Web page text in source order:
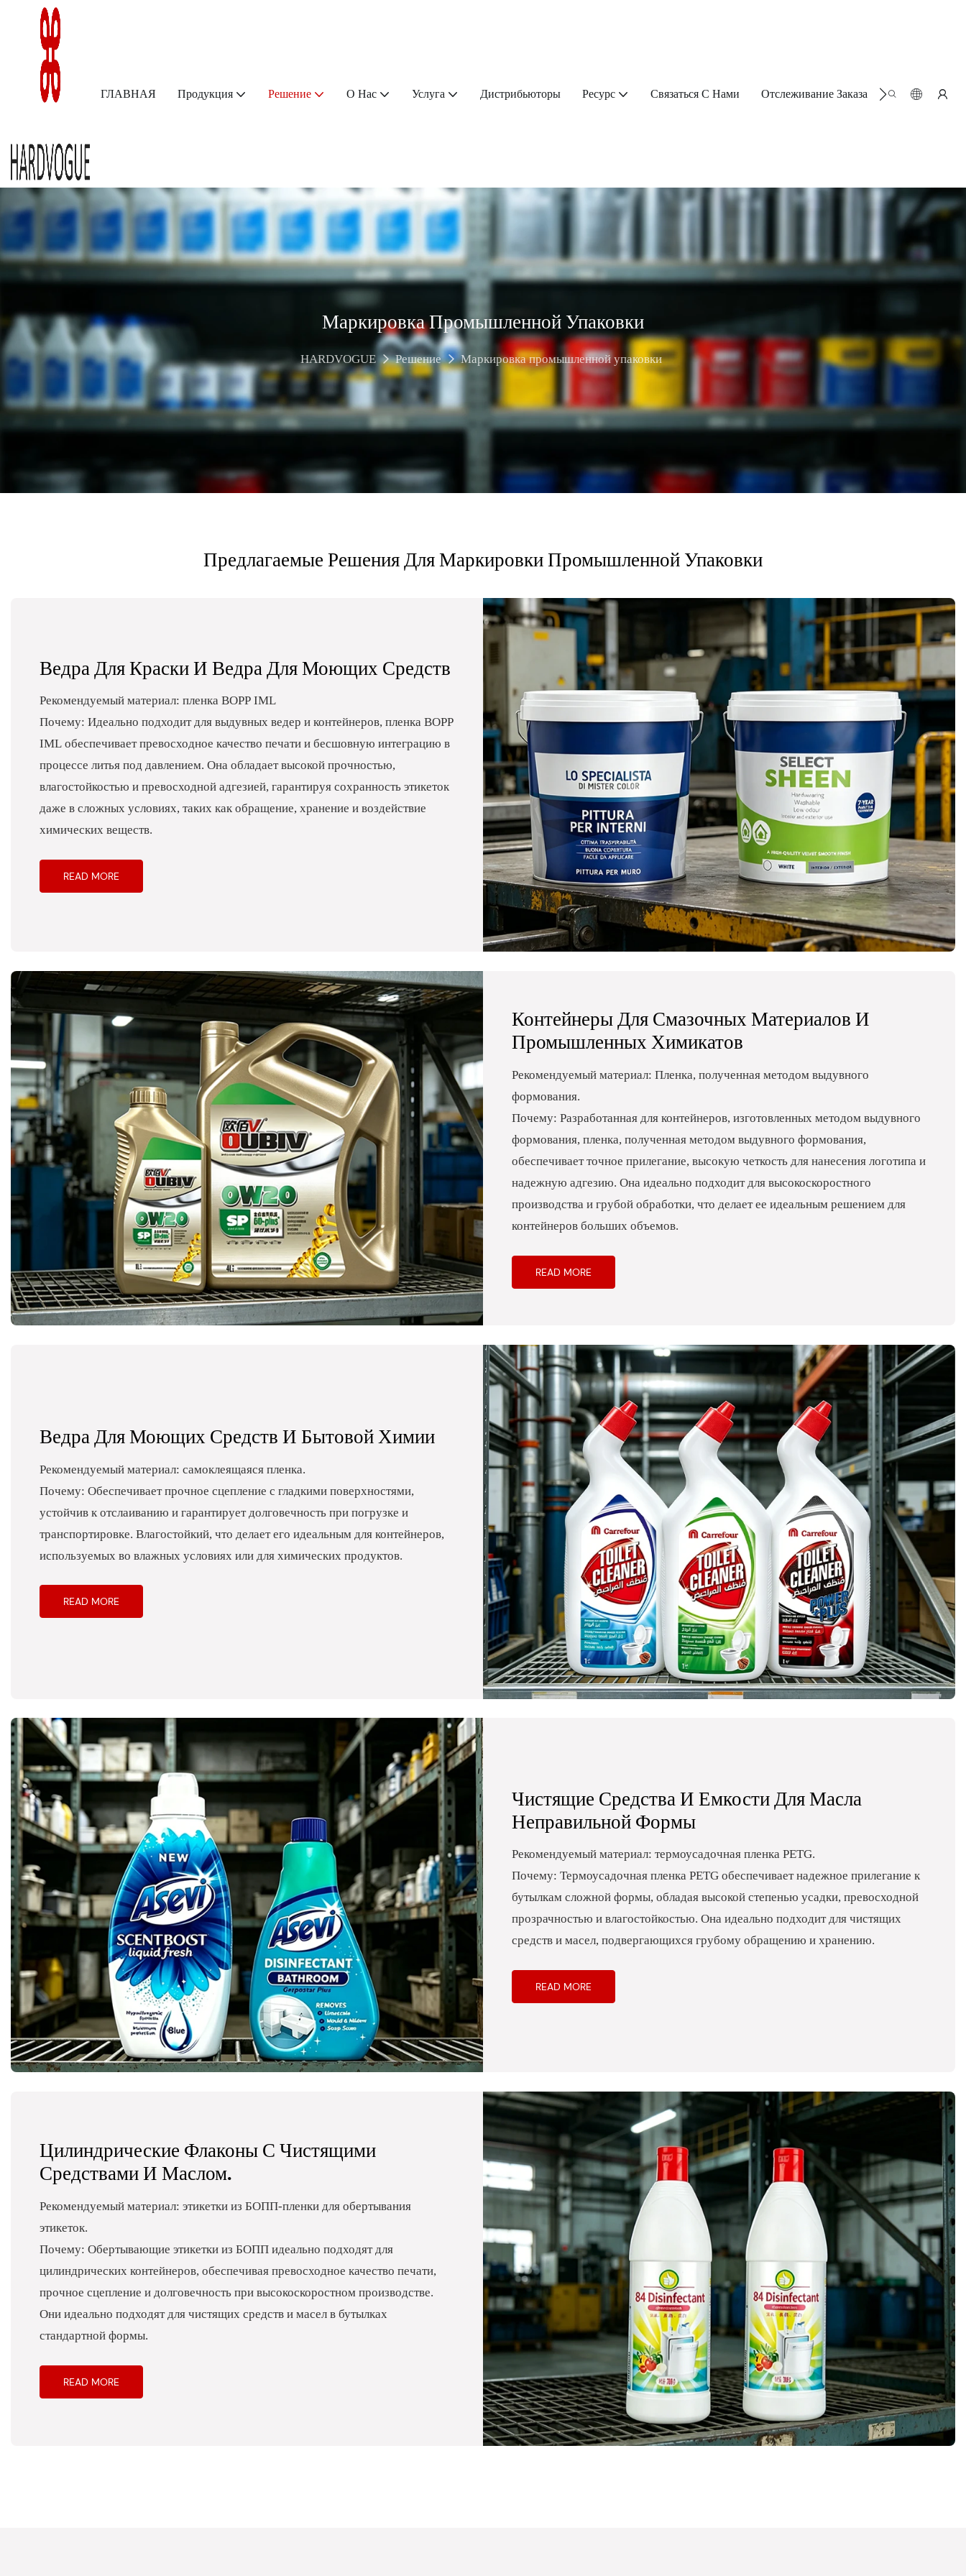
ГЛАВНАЯ Продукция Решение О Нас Услуга Дистрибьюторы Ресурс Связаться С Нами Отслеживание Заказа
Маркировка Промышленной Упаковки
HARDVOGUE Решение Маркировка промышленной упаковки
Предлагаемые Решения Для Маркировки Промышленной Упаковки
Ведра Для Краски И Ведра Для Моющих Средств
Рекомендуемый материал: пленка BOPP IML
Почему: Идеально подходит для выдувных ведер и контейнеров, пленка BOPP
IML обеспечивает превосходное качество печати и бесшовную интеграцию в
процессе литья под давлением. Она обладает высокой прочностью,
влагостойкостью и превосходной адгезией, гарантируя сохранность этикеток
даже в сложных условиях, таких как обращение, хранение и воздействие
химических веществ.
READ MORE
Контейнеры Для Смазочных Материалов И
Промышленных Химикатов
Рекомендуемый материал: Пленка, полученная методом выдувного
формования.
Почему: Разработанная для контейнеров, изготовленных методом выдувного
формования, пленка, полученная методом выдувного формования,
обеспечивает точное прилегание, высокую четкость для нанесения логотипа и
надежную адгезию. Она идеально подходит для высокоскоростного
производства и грубой обработки, что делает ее идеальным решением для
контейнеров больших объемов.
READ MORE
Ведра Для Моющих Средств И Бытовой Химии
Рекомендуемый материал: самоклеящаяся пленка.
Почему: Обеспечивает прочное сцепление с гладкими поверхностями,
устойчив к отслаиванию и гарантирует долговечность при погрузке и
транспортировке. Влагостойкий, что делает его идеальным для контейнеров,
используемых во влажных условиях или для химических продуктов.
READ MORE
Чистящие Средства И Емкости Для Масла
Неправильной Формы
Рекомендуемый материал: термоусадочная пленка PETG.
Почему: Термоусадочная пленка PETG обеспечивает надежное прилегание к
бутылкам сложной формы, обладая высокой степенью усадки, превосходной
прозрачностью и влагостойкостью. Она идеально подходит для чистящих
средств и масел, подвергающихся грубому обращению и хранению.
READ MORE
Цилиндрические Флаконы С Чистящими
Средствами И Маслом.
Рекомендуемый материал: этикетки из БОПП-пленки для обертывания
этикеток.
Почему: Обертывающие этикетки из БОПП идеально подходят для
цилиндрических контейнеров, обеспечивая превосходное качество печати,
прочное сцепление и долговечность при высокоскоростном производстве.
Они идеально подходят для чистящих средств и масел в бутылках
стандартной формы.
READ MORE